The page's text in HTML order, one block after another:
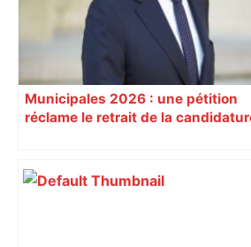
Municipales 2026 : une pétition
réclame le retrait de la